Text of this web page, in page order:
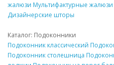
жалюзи Мультифактурные жалюзи
Дизайнерские шторы
Каталог: Подоконники
Подоконник классический
Подоконник столешница